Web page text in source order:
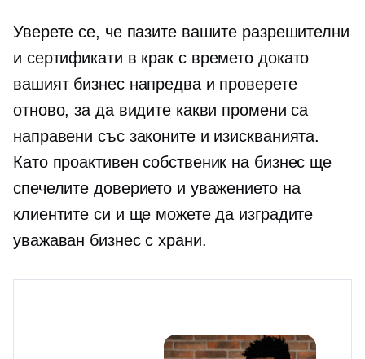
Уверете се, че пазите вашите разрешителни
и сертификати в крак с времето докато
вашият бизнес напредва и проверете
отново, за да видите какви промени са
направени със законите и изискванията.
Като проактивен собственик на бизнес ще
спечелите доверието и уважението на
клиентите си и ще можете да изградите
уважаван бизнес с храни.